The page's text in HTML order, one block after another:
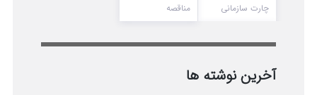
چارت سازمانی مناقصه
آخرین نوشته ها